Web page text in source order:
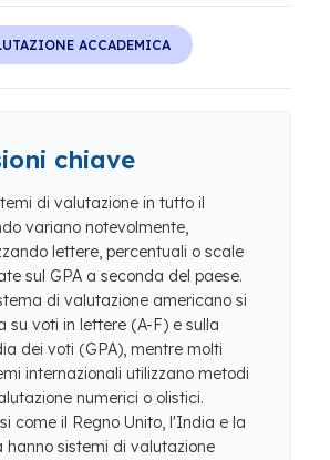
ACCADEMICA
chiave
di valutazione in tutto il
variano notevolmente,
lettere, percentuali o scale
sul GPA a seconda del paese.
di valutazione americano si
su voti in lettere (A-F) e sulla
dei voti (GPA), mentre molti
internazionali utilizzano metodi
numerici o olistici.
come il Regno Unito, l'India e la
hanno sistemi di valutazione